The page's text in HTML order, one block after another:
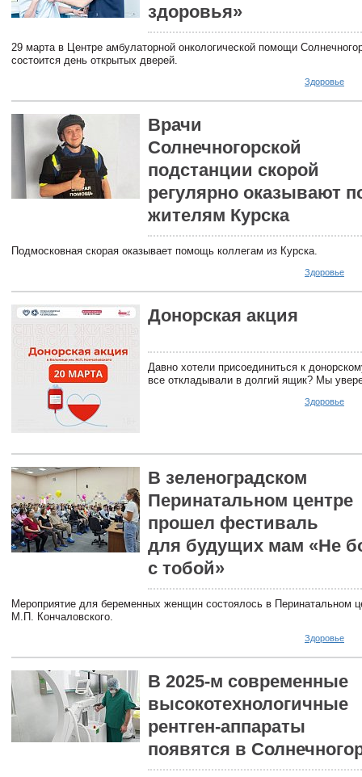
здоровья»
29 марта в Центре амбулаторной онкологической помощи
состоится день открытых дверей.
Здоровье
Врачи
Солнечногорской
подстанции скорой
регулярно оказывают
жителям Курска
Подмосковная скорая оказывает помощь коллегам из Курска.
Здоровье
Донорская акция
Давно хотели присоединиться к
все откладывали в долгий ящик? Мы
Здоровье
В зеленоградском
Перинатальном центре
прошел фестиваль
для будущих мам «Не
с тобой»
Мероприятие для беременных женщин состоялось в Перинатальном
М.П. Кончаловского.
Здоровье
В 2025-м современные
высокотехнологичные
рентген-аппараты
появятся в